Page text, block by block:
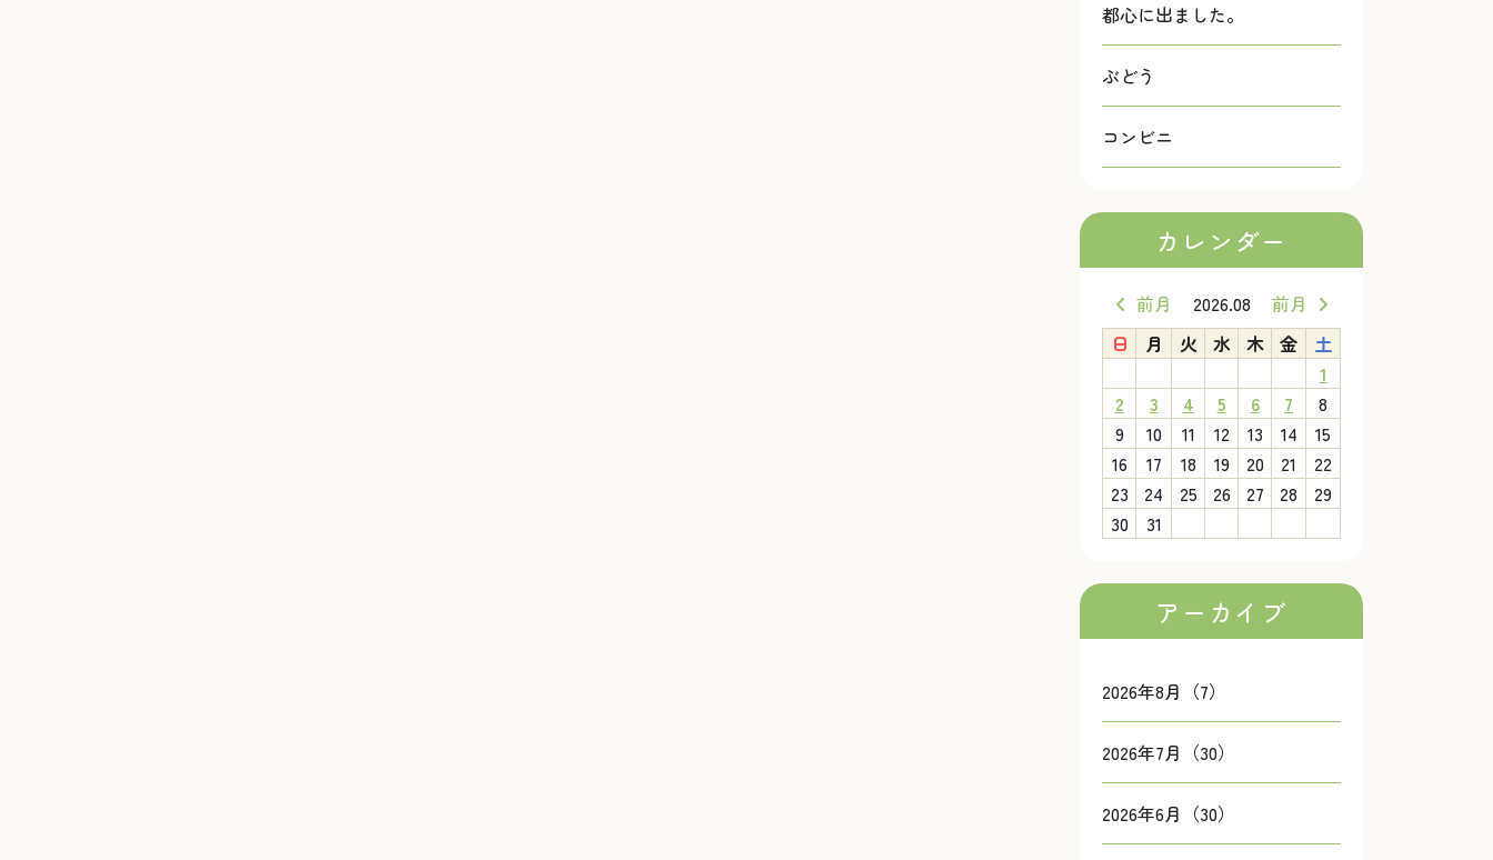
都心に出ました。
ぶどう
コンビニ
カレンダー
前月 2026.08
前月
日
月 火 水 木 金
土
1
2
3 4 5 6 7
8
9
10 11 12 13 14
15
16
17 18 19 20 21
22
23
24 25 26 27 28
29
30
31
アーカイブ
2026年8月（7）
2026年7月（30）
2026年6月（30）